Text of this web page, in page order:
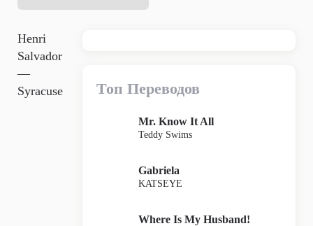
Henri
Salvador
—
Syracuse
Топ Переводов
Mr. Know It All
Teddy Swims
Gabriela
KATSEYE
Where Is My Husband!